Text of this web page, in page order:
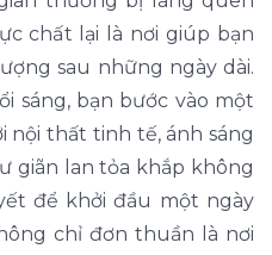
chất lại là nơi giúp bạn
sau những ngày dài.
sáng, bạn bước vào một
nội thất tinh tế, ánh sáng
giãn lan tỏa khắp không
để khởi đầu một ngày
chỉ đơn thuần là nơi